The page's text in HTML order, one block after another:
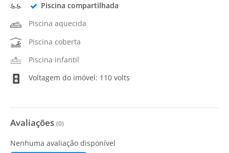
Piscina compartilhada
Piscina aquecida
Piscina coberta
Piscina infantil
Voltagem do imóvel: 110 volts
Avaliações (0)
Nenhuma avaliação disponível